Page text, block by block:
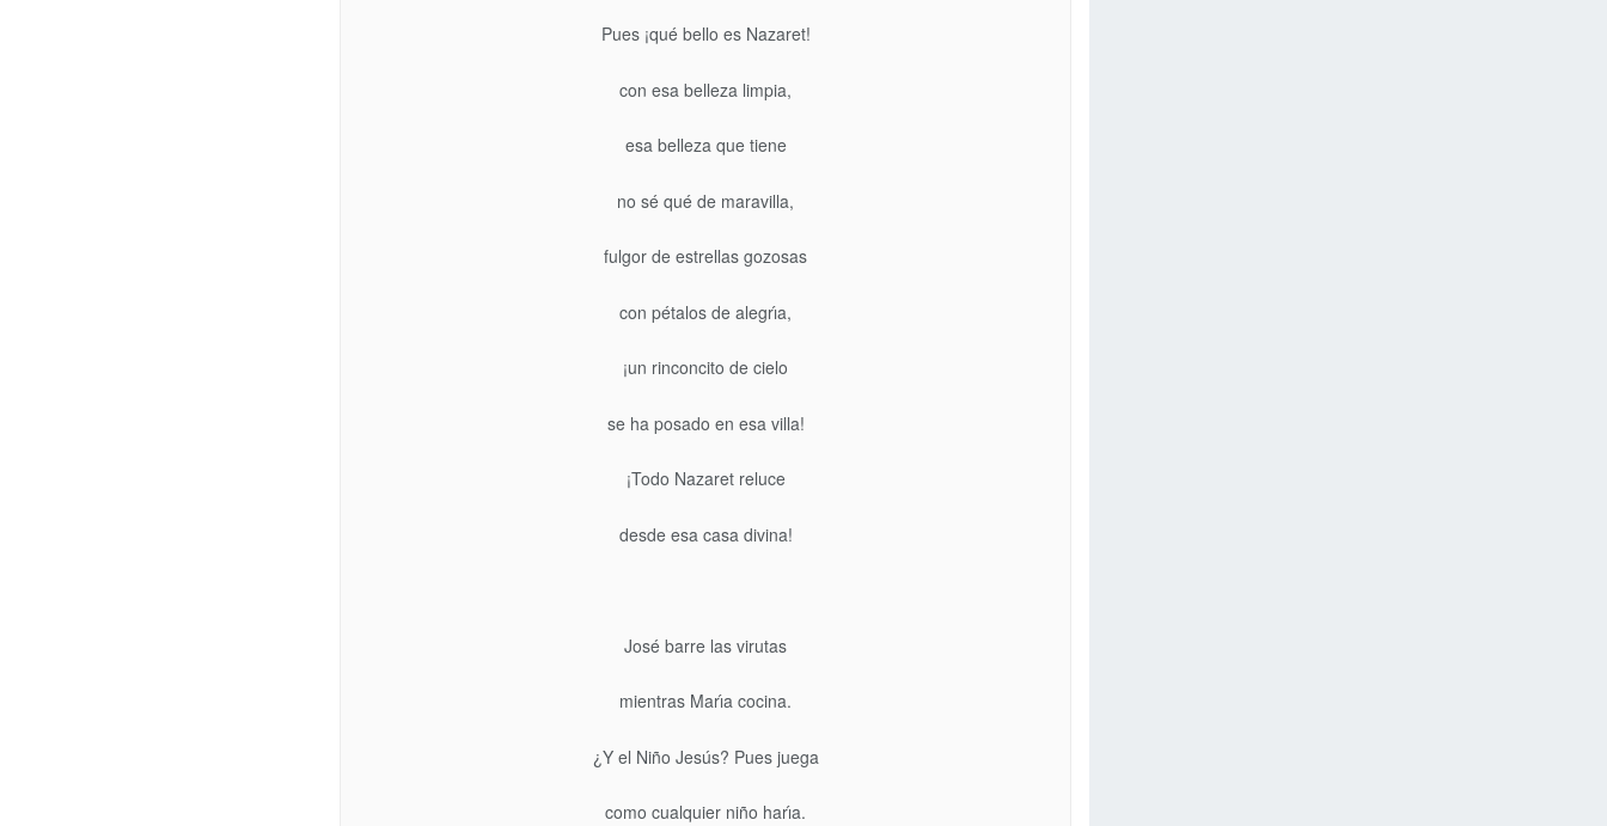
Pues ¡qué bello es Nazaret!
con esa belleza limpia,
esa belleza que tiene
no sé qué de maravilla,
fulgor de estrellas gozosas
con pétalos de alegrı́a,
¡un rinconcito de cielo
se ha posado en esa villa!
¡Todo Nazaret reluce
desde esa casa divina!
José barre las virutas
mientras Marı́a cocina.
¿Y el Niño Jesús? Pues juega
como cualquier niño harı́a.